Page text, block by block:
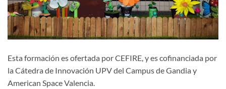
Esta formación es ofertada por CEFIRE, y es cofinanciada por
la Cátedra de Innovación UPV del Campus de Gandia y
American Space Valencia.